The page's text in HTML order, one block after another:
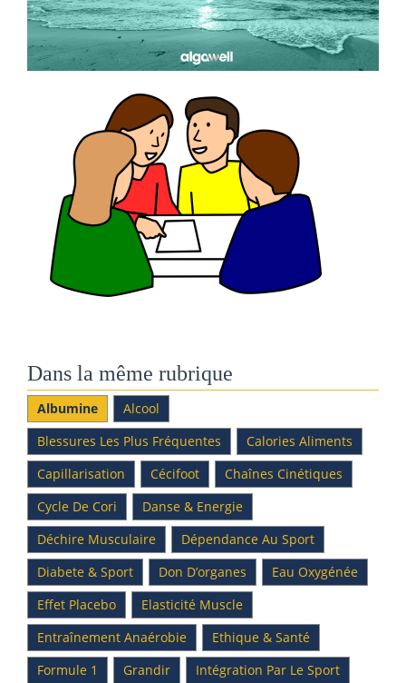
Dans la même rubrique
Albumine
Alcool
Blessures Les Plus Fréquentes
Calories Aliments
Capillarisation
Cécifoot
Chaînes Cinétiques
Cycle De Cori
Danse & Energie
Déchire Musculaire
Dépendance Au Sport
Diabete & Sport
Don D’organes
Eau Oxygénée
Effet Placebo
Elasticité Muscle
Entraînement Anaérobie
Ethique & Santé
Formule 1
Grandir Intégration Par Le Sport